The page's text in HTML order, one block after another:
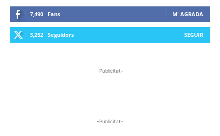
7,490 Fans M' AGRADA
3,252 Seguidors SEGUIR
-Publicitat-
-Publicitat-